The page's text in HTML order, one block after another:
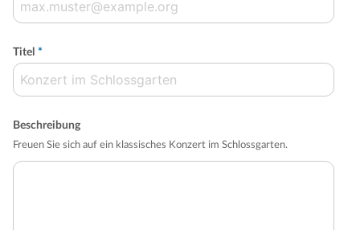
Titel *
Beschreibung
Freuen Sie sich auf ein klassisches Konzert im Schlossgarten.